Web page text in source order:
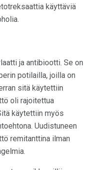
käyttäviä
ja antibiootti. Se on
potilailla, joilla on
sitä käytettiin
oli rajoitettua
käytettiin myös
Uudistuneen
remitanttina ilman